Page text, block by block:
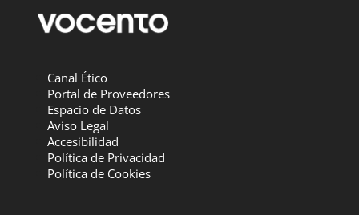
Canal Ético
Portal de Proveedores
Espacio de Datos
Aviso Legal
Accesibilidad
Política de Privacidad
Política de Cookies